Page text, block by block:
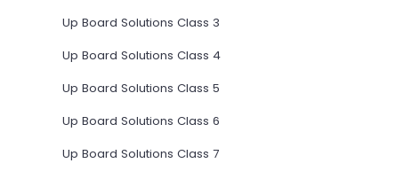
Up Board Solutions Class 3
Up Board Solutions Class 4
Up Board Solutions Class 5
Up Board Solutions Class 6
Up Board Solutions Class 7